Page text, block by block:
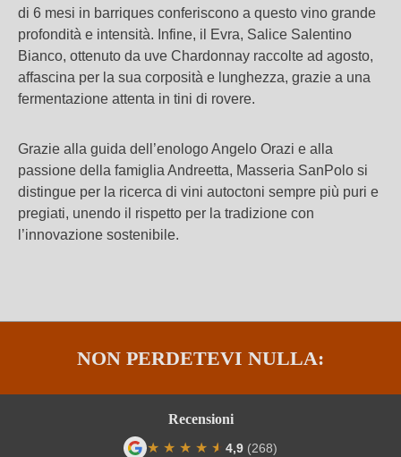
di 6 mesi in barriques conferiscono a questo vino grande
profondità e intensità. Infine, il Evra, Salice Salentino
Bianco, ottenuto da uve Chardonnay raccolte ad agosto,
affascina per la sua corposità e lunghezza, grazie a una
fermentazione attenta in tini di rovere.
Grazie alla guida dell’enologo Angelo Orazi e alla
passione della famiglia Andreetta, Masseria SanPolo si
distingue per la ricerca di vini autoctoni sempre più puri e
pregiati, unendo il rispetto per la tradizione con
l’innovazione sostenibile.
NON PERDETEVI NULLA:
Recensioni
★ ★ ★ ★ ★
★ 4,9 (268)